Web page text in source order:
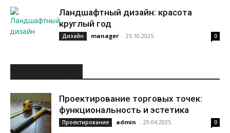
Ландшафтный дизайн: красота
круглый год
Дизайн manager - 25.10.2025 0
Проектирование торговых точек:
функциональность и эстетика
Проектирование admin - 29.04.2025 0